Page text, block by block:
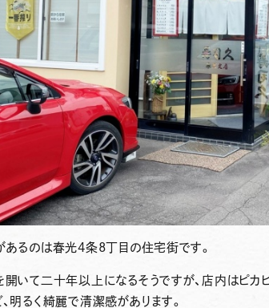
あるのは春光4条8丁目の住宅街です。
開いて二十年以上になるそうですが、店内はピカ
、明るく綺麗で清潔感があります。